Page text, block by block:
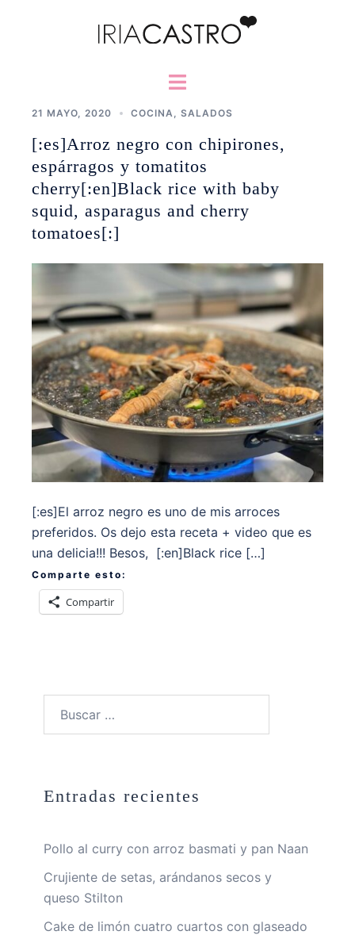
Alternar
21 MAYO, 2020 COCINA SALADOS
[:es]Arroz negro con chipirones,
espárragos y tomatitos
cherry[:en]Black rice with baby
squid, asparagus and cherry
tomatoes[:]
[:es]El arroz negro es uno de mis arroces
preferidos. Os dejo esta receta + video que es
una delicia!!! Besos, [:en]Black rice […]
Comparte esto:
Compartir
Entradas recientes
Pollo al curry con arroz basmati y pan Naan
Crujiente de setas, arándanos secos y
queso Stilton
Cake de limón cuatro cuartos con glaseado